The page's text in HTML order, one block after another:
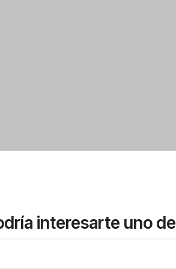
interesarte uno